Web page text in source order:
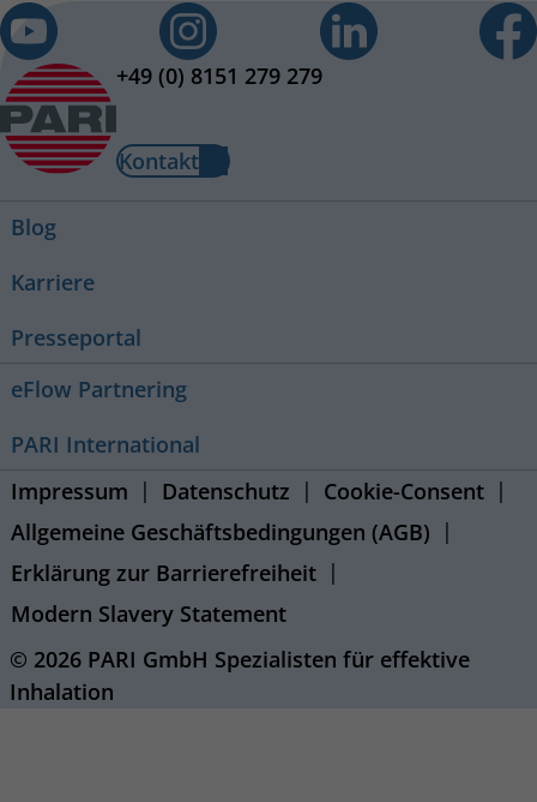
+49 (0) 8151 279 279
Kontakt
Blog
Karriere
Presseportal
eFlow Partnering
PARI International
Impressum
Datenschutz
Cookie-Consent
Allgemeine Geschäftsbedingungen (AGB)
Erklärung zur Barrierefreiheit
Modern Slavery Statement
© 2026 PARI GmbH Spezialisten für effektive
Inhalation